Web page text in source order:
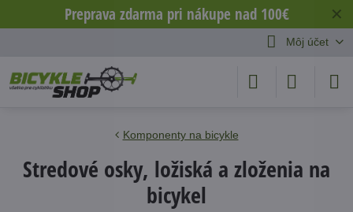
✕
Preprava zdarma pri nákupe nad 100€
Môj účet
Komponenty na bicykle
Stredové osky, ložiská a zloženia na
bicykel